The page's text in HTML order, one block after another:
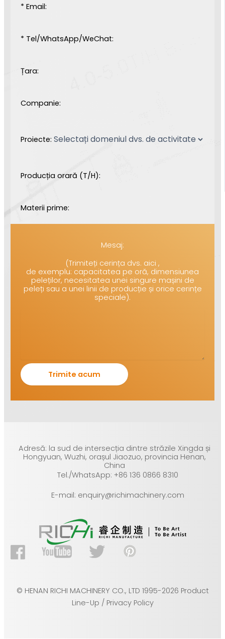
* Email:
* Tel/WhatsApp/WeChat:
Țara:
Companie:
Proiecte:
Producția orară (T/H):
Materii prime:
Mesaj:
(Trimiteți cerința dvs. aici ,
de exemplu: capacitatea pe oră, dimensiunea
peleților, necesitatea unei singure mașini de
peleți sau a unei linii de producție și orice cerințe
speciale).
Adresă: la sud de intersecția dintre străzile Xingda și
Hongyuan, Wuzhi, orașul Jiaozuo, provincia Henan,
China
Tel./WhatsApp: +86 136 0866 8310
E-mail: enquiry@richimachinery.com
© HENAN RICHI MACHINERY CO., LTD 1995-2026 Product
Line-Up / Privacy Policy